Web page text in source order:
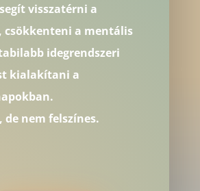
visszatérni a
csökkenteni a mentális
idegrendszeri
kialakítani a
de nem felszínes.